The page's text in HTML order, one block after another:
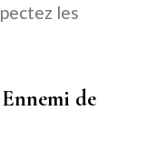
les
de